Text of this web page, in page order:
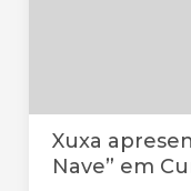
Xuxa
Nave” em